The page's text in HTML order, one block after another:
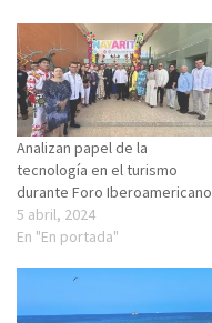
Analizan papel de la
tecnología en el turismo
durante Foro Iberoamericano
5 abril, 2024
En "En portada"